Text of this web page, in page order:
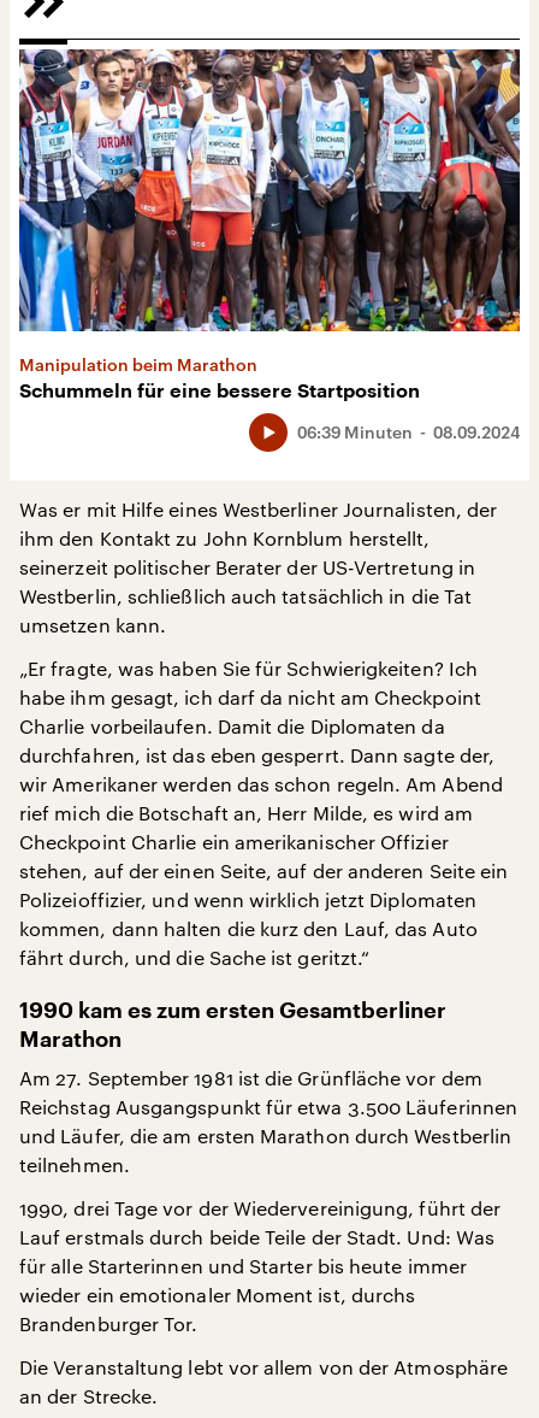
Manipulation beim Marathon
Schummeln für eine bessere Startposition
08.09.2024
06:39 Minuten
Was er mit Hilfe eines Westberliner Journalisten, der
ihm den Kontakt zu John Kornblum herstellt,
seinerzeit politischer Berater der US-Vertretung in
Westberlin, schließlich auch tatsächlich in die Tat
umsetzen kann.
„Er fragte, was haben Sie für Schwierigkeiten? Ich
habe ihm gesagt, ich darf da nicht am Checkpoint
Charlie vorbeilaufen. Damit die Diplomaten da
durchfahren, ist das eben gesperrt. Dann sagte der,
wir Amerikaner werden das schon regeln. Am Abend
rief mich die Botschaft an, Herr Milde, es wird am
Checkpoint Charlie ein amerikanischer Offizier
stehen, auf der einen Seite, auf der anderen Seite ein
Polizeioffizier, und wenn wirklich jetzt Diplomaten
kommen, dann halten die kurz den Lauf, das Auto
fährt durch, und die Sache ist geritzt.“
1990 kam es zum ersten Gesamtberliner
Marathon
Am 27. September 1981 ist die Grünfläche vor dem
Reichstag Ausgangspunkt für etwa 3.500 Läuferinnen
und Läufer, die am ersten Marathon durch Westberlin
teilnehmen.
1990, drei Tage vor der Wiedervereinigung, führt der
Lauf erstmals durch beide Teile der Stadt. Und: Was
für alle Starterinnen und Starter bis heute immer
wieder ein emotionaler Moment ist, durchs
Brandenburger Tor.
Die Veranstaltung lebt vor allem von der Atmosphäre
an der Strecke.